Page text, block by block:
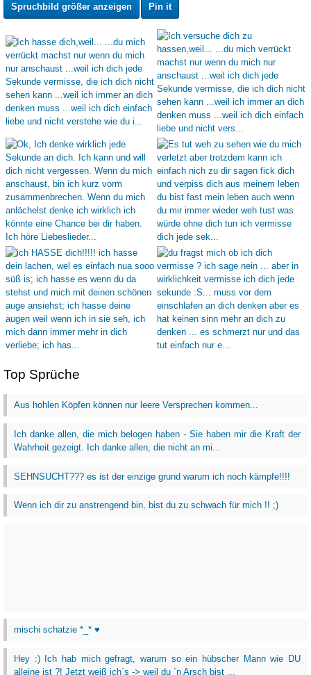
Spruchbild größer anzeigen Pin it
Top Sprüche
Aus hohlen Köpfen können nur leere Versprechen kommen...
Ich danke allen, die mich belogen haben - Sie haben mir die Kraft der
Wahrheit gezeigt. Ich danke allen, die nicht an mi...
SEHNSUCHT??? es ist der einzige grund warum ich noch kämpfe!!!!
Wenn ich dir zu anstrengend bin, bist du zu schwach für mich !! ;)
mischi schatzie *_* ♥
Hey :) Ich hab mich gefragt, warum so ein hübscher Mann wie DU
alleine ist ?! Jetzt weiß ich´s -> weil du ´n Arsch bist ...